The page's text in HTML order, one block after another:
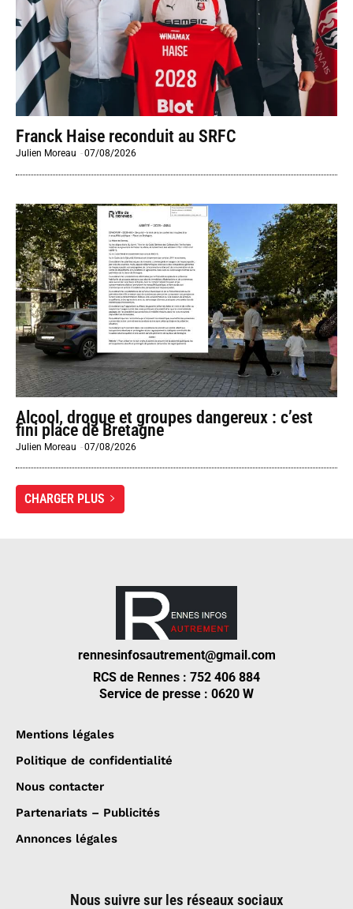
Franck Haise reconduit au SRFC
Julien Moreau -07/08/2026
Alcool, drogue et groupes dangereux : c’est
fini place de Bretagne
Julien Moreau -07/08/2026
CHARGER PLUS
rennesinfosautrement@gmail.com
RCS de Rennes : 752 406 884
Service de presse : 0620 W
Mentions légales
Politique de confidentialité
Nous contacter
Partenariats – Publicités
Annonces légales
Nous suivre sur les réseaux sociaux